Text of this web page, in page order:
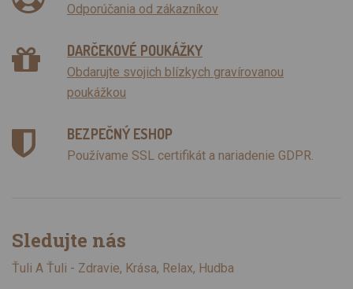
Odporúčania od zákazníkov
DARČEKOVÉ POUKÁŽKY
Obdarujte svojich blízkych gravírovanou
poukážkou
BEZPEČNÝ ESHOP
Používame SSL certifikát a nariadenie GDPR.
Sledujte nás
Ťuli A Ťuli - Zdravie, Krása, Relax, Hudba